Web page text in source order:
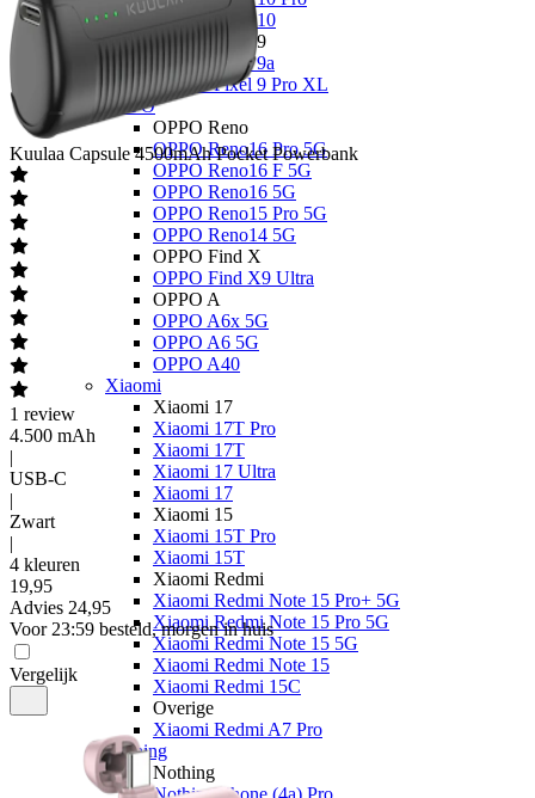
Google Pixel 10
Google Pixel 9
Google Pixel 9a
Google Pixel 9 Pro XL
OPPO
OPPO Reno
OPPO Reno16 Pro 5G
OPPO Reno16 F 5G
OPPO Reno16 5G
OPPO Reno15 Pro 5G
OPPO Reno14 5G
OPPO Find X
OPPO Find X9 Ultra
OPPO A
OPPO A6x 5G
OPPO A6 5G
OPPO A40
Xiaomi
Xiaomi 17
Xiaomi 17T Pro
Xiaomi 17T
Xiaomi 17 Ultra
Xiaomi 17
Xiaomi 15
Xiaomi 15T Pro
Xiaomi 15T
Xiaomi Redmi
Xiaomi Redmi Note 15 Pro+ 5G
Xiaomi Redmi Note 15 Pro 5G
Xiaomi Redmi Note 15 5G
Xiaomi Redmi Note 15
Xiaomi Redmi 15C
Overige
Xiaomi Redmi A7 Pro
Nothing
Nothing
Nothing Phone (4a) Pro
Kuulaa Capsule 4500mAh Pocket Powerbank
1 review
4.500 mAh
|
USB-C
|
Zwart
|
4 kleuren
19,95
Advies 24,95
Voor 23:59 besteld, morgen in huis
Vergelijk